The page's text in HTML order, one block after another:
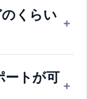
くらい +
ートが可 +